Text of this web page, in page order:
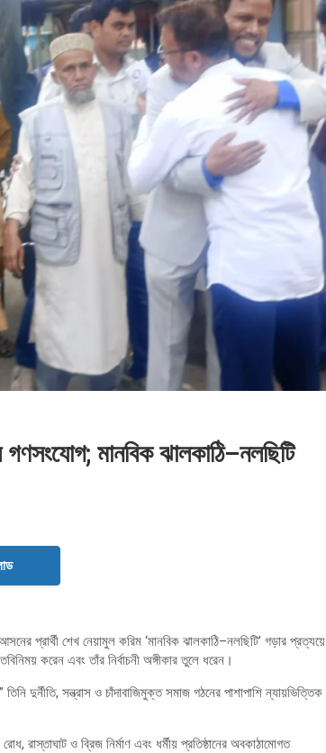
গণসংযোগ; মানবিক ঝালকাঠি–নলছিটি
প্রার্থী শেখ নেয়ামুল করিম ‘মানবিক ঝালকাঠি–নলছিটি’ গড়ার প্রত্যয়ে
করেন এবং তাঁর নির্বাচনী অঙ্গীকার তুলে ধরেন।
দুর্নীতি, সন্ত্রাস ও চাঁদাবাজিমুক্ত সমাজ গঠনের পাশাপাশি ন্যায়ভিত্তিক
রাস্তাঘাট ও ব্রিজ নির্মাণ এবং ধর্মীয় প্রতিষ্ঠানের অবকাঠামোগত